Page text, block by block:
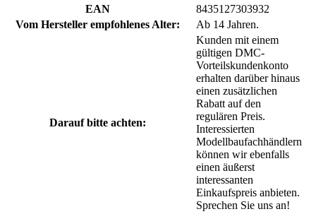
EAN
8435127303932
Vom Hersteller empfohlenes Alter:
Ab 14 Jahren.
Darauf bitte achten:
Kunden mit einem
gültigen DMC-
Vorteilskundenkonto
erhalten darüber hinaus
einen zusätzlichen
Rabatt auf den
regulären Preis.
Interessierten
Modellbaufachhändlern
können wir ebenfalls
einen äußerst
interessanten
Einkaufspreis anbieten.
Sprechen Sie uns an!